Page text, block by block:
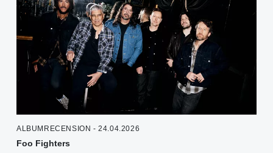
ALBUMRECENSION - 24.04.2026
Foo Fighters